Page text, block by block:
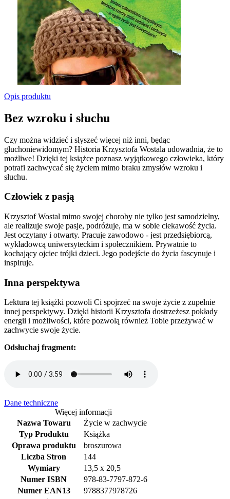
Opis produktu
Bez wzroku i słuchu
Czy można widzieć i słyszeć więcej niż inni, będąc
głuchoniewidomym? Historia Krzysztofa Wostala udowadnia, że to
możliwe! Dzięki tej książce poznasz wyjątkowego człowieka, który
potrafi zachwycać się życiem mimo braku zmysłów wzroku i
słuchu.
Człowiek z pasją
Krzysztof Wostal mimo swojej choroby nie tylko jest samodzielny,
ale realizuje swoje pasje, podróżuje, ma w sobie ciekawość życia.
Jest oczytany i otwarty. Pracuje zawodowo - jest przedsiębiorcą,
wykładowcą uniwersyteckim i społecznikiem. Prywatnie to
kochający ojciec trójki dzieci. Jego podejście do życia fascynuje i
inspiruje.
Inna perspektywa
Lektura tej książki pozwoli Ci spojrzeć na swoje życie z zupełnie
innej perspektywy. Dzięki historii Krzysztofa dostrzeżesz pokłady
energii i możliwości, które pozwolą również Tobie przeżywać w
zachwycie swoje życie.
Odsłuchaj fragment:
Dane techniczne
Więcej informacji
Nazwa Towaru
Życie w zachwycie
Typ Produktu
Książka
Oprawa produktu
broszurowa
Liczba Stron
144
Wymiary
13,5 x 20,5
Numer ISBN
978-83-7797-872-6
Numer EAN13
9788377978726